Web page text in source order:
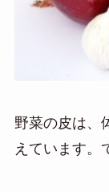
野菜の皮は、
えています。